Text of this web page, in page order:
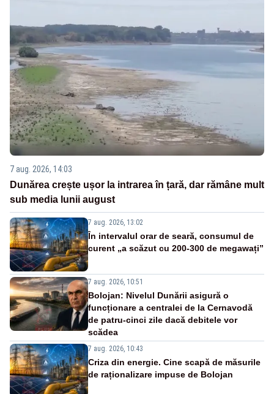
7 aug. 2026, 14:03
Dunărea crește ușor la intrarea în țară, dar rămâne mult
sub media lunii august
7 aug. 2026, 13:02
În intervalul orar de seară, consumul de
curent „a scăzut cu 200-300 de megawați”
7 aug. 2026, 10:51
Bolojan: Nivelul Dunării asigură o
funcționare a centralei de la Cernavodă
de patru-cinci zile dacă debitele vor
scădea
7 aug. 2026, 10:43
Criza din energie. Cine scapă de măsurile
de raționalizare impuse de Bolojan